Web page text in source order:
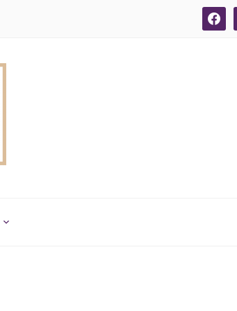
facebook